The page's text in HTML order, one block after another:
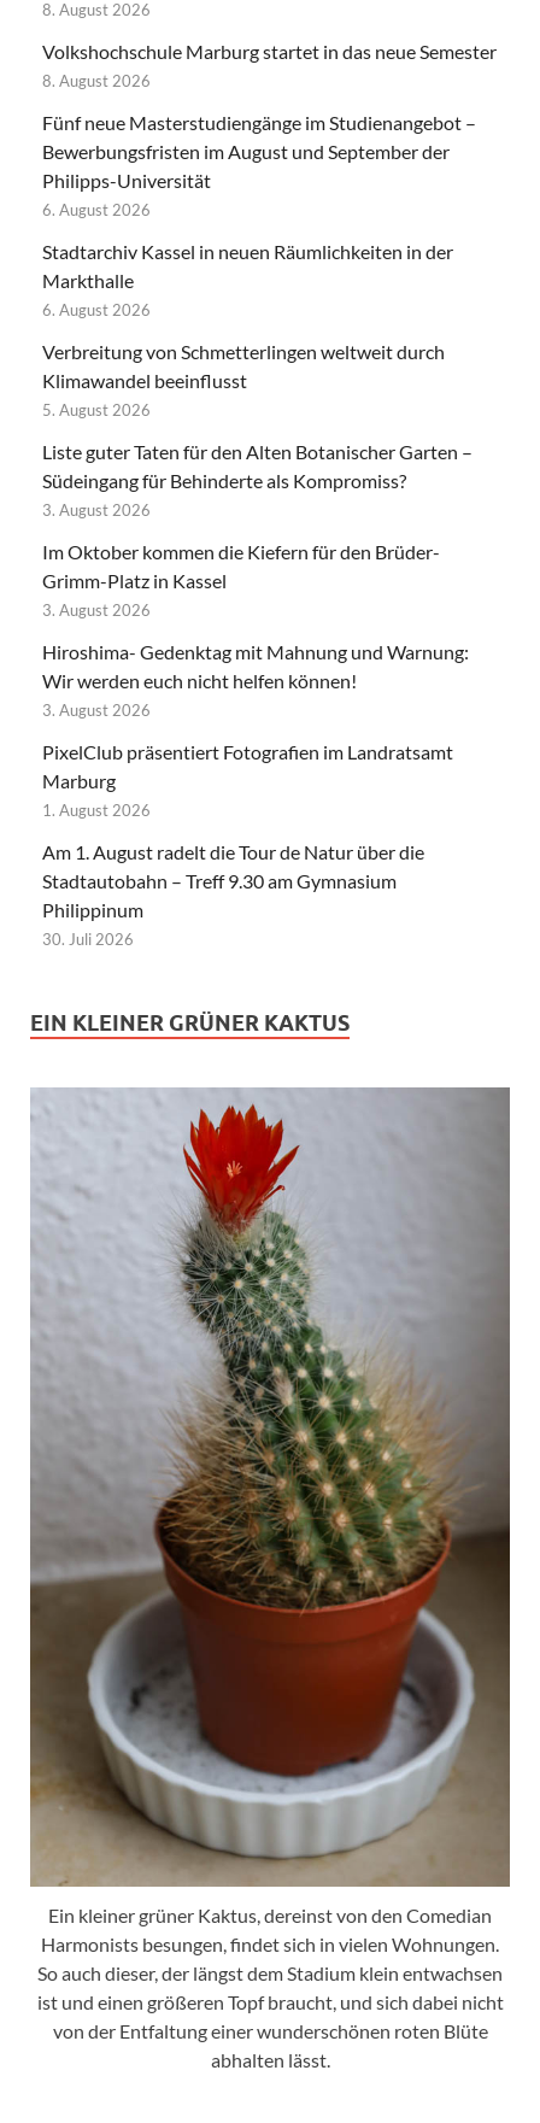
8. August 2026
Volkshochschule Marburg startet in das neue Semester
8. August 2026
Fünf neue Masterstudiengänge im Studienangebot –
Bewerbungsfristen im August und September der
Philipps-Universität
6. August 2026
Stadtarchiv Kassel in neuen Räumlichkeiten in der
Markthalle
6. August 2026
Verbreitung von Schmetterlingen weltweit durch
Klimawandel beeinflusst
5. August 2026
Liste guter Taten für den Alten Botanischer Garten –
Südeingang für Behinderte als Kompromiss?
3. August 2026
Im Oktober kommen die Kiefern für den Brüder-
Grimm-Platz in Kassel
3. August 2026
Hiroshima- Gedenktag mit Mahnung und Warnung:
Wir werden euch nicht helfen können!
3. August 2026
PixelClub präsentiert Fotografien im Landratsamt
Marburg
1. August 2026
Am 1. August radelt die Tour de Natur über die
Stadtautobahn – Treff 9.30 am Gymnasium
Philippinum
30. Juli 2026
EIN KLEINER GRÜNER KAKTUS
Ein kleiner grüner Kaktus, dereinst von den Comedian
Harmonists besungen, findet sich in vielen Wohnungen.
So auch dieser, der längst dem Stadium klein entwachsen
ist und einen größeren Topf braucht, und sich dabei nicht
von der Entfaltung einer wunderschönen roten Blüte
abhalten lässt.